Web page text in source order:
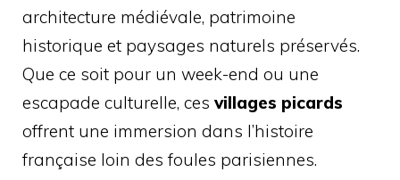
architecture médiévale, patrimoine
historique et paysages naturels préservés.
Que ce soit pour un week-end ou une
escapade culturelle, ces villages picards
offrent une immersion dans l’histoire
française loin des foules parisiennes.